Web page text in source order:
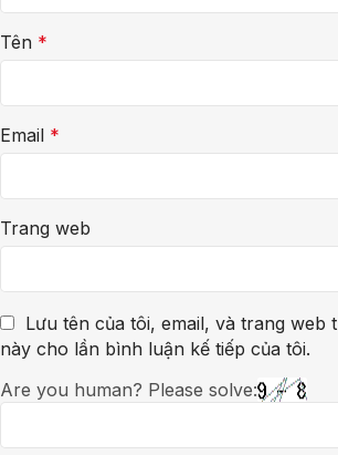
Tên *
Email *
Trang web
Lưu tên của tôi, email, và trang web
này cho lần bình luận kế tiếp của tôi.
Are you human? Please solve: